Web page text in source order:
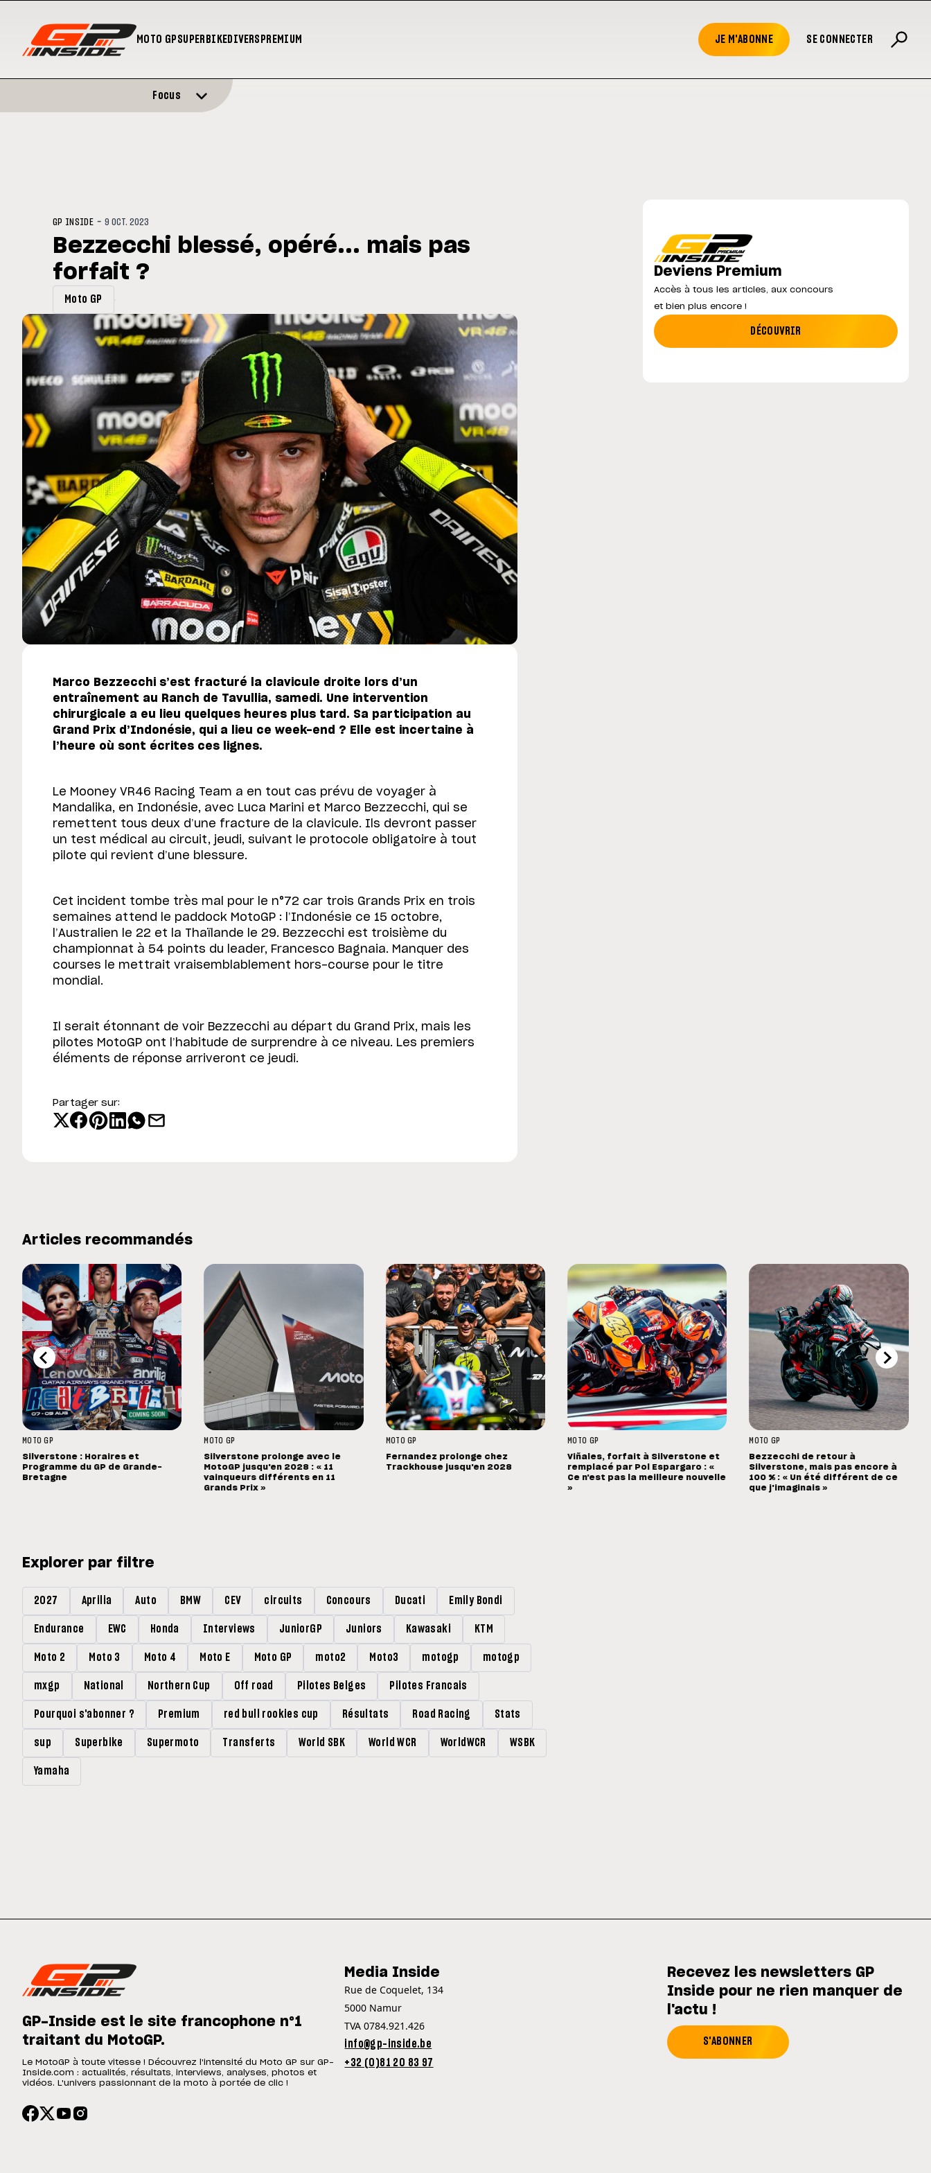
MOTO GPSUPERBIKEDIVERS PREMIUM JE M'ABONNE SE CONNECTER
club spécial dans
MOTO GP
Silverstone : Horaires et Programme du GP de
Grande-Bretagne
MOTO GP
Zarco évite l'opération et vise un retour en
septembre
MotoGP : les cinq constructeurs signent un
Focus
GP INSIDE -9 OCT. 2023
Bezzecchi blessé, opéré... mais pas
forfait ?
Moto GP
Marco Bezzecchi s’est fracturé la clavicule droite lors d’un
entraînement au Ranch de Tavullia, samedi. Une intervention
chirurgicale a eu lieu quelques heures plus tard. Sa participation au
Grand Prix d’Indonésie, qui a lieu ce week-end ? Elle est incertaine à
l’heure où sont écrites ces lignes.
Le Mooney VR46 Racing Team a en tout cas prévu de voyager à
Mandalika, en Indonésie, avec Luca Marini et Marco Bezzecchi, qui se
remettent tous deux d’une fracture de la clavicule. Ils devront passer
un test médical au circuit, jeudi, suivant le protocole obligatoire à tout
pilote qui revient d’une blessure.
Cet incident tombe très mal pour le n°72 car trois Grands Prix en trois
semaines attend le paddock MotoGP : l’Indonésie ce 15 octobre,
l’Australien le 22 et la Thaïlande le 29. Bezzecchi est troisième du
championnat à 54 points du leader, Francesco Bagnaia. Manquer des
courses le mettrait vraisemblablement hors-course pour le titre
mondial.
Il serait étonnant de voir Bezzecchi au départ du Grand Prix, mais les
pilotes MotoGP ont l’habitude de surprendre à ce niveau. Les premiers
éléments de réponse arriveront ce jeudi.
Partager sur:
Deviens Premium
Accès à tous les articles, aux concours
et bien plus encore !
DÉCOUVRIR
Articles recommandés
MOTO GP
Silverstone : Horaires et
Programme du GP de Grande-
Bretagne
MOTO GP
Silverstone prolonge avec le
MotoGP jusqu'en 2028 : « 11
vainqueurs différents en 11
Grands Prix »
MOTO GP
Fernandez prolonge chez
Trackhouse jusqu'en 2028
MOTO GP
Viñales, forfait à Silverstone et
remplacé par Pol Espargaro : «
Ce n'est pas la meilleure nouvelle
»
MOTO GP
Bezzecchi de retour à
Silverstone, mais pas encore à
100 % : « Un été différent de ce
que j'imaginais »
Explorer par filtre
2027 Aprilia Auto BMW CEV circuits Concours Ducati Emily Bondi
Endurance EWC Honda Interviews JuniorGP Juniors Kawasaki KTM
Moto 2 Moto 3 Moto 4 Moto E Moto GP moto2 Moto3 motogp motogp
mxgp National Northern Cup Off road Pilotes Belges Pilotes Francais
Pourquoi s'abonner ? Premium red bull rookies cup Résultats Road Racing Stats
sup Superbike Supermoto Transferts World SBK World WCR WorldWCR WSBK
Yamaha
GP-Inside est le site francophone n°1
traitant du MotoGP.
Le MotoGP à toute vitesse ! Découvrez l'intensité du Moto GP sur GP-
Inside.com : actualités, résultats, interviews, analyses, photos et
vidéos. L'univers passionnant de la moto à portée de clic !
Media Inside
Rue de Coquelet, 134
5000 Namur
TVA 0784.921.426
info@gp-inside.be
+32 (0)81 20 83 97
Recevez les newsletters GP
Inside pour ne rien manquer de
l'actu !
S'ABONNER